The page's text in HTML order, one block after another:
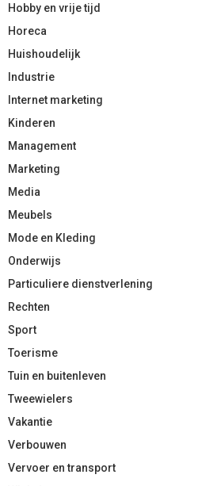
Hobby en vrije tijd
Horeca
Huishoudelijk
Industrie
Internet marketing
Kinderen
Management
Marketing
Media
Meubels
Mode en Kleding
Onderwijs
Particuliere dienstverlening
Rechten
Sport
Toerisme
Tuin en buitenleven
Tweewielers
Vakantie
Verbouwen
Vervoer en transport